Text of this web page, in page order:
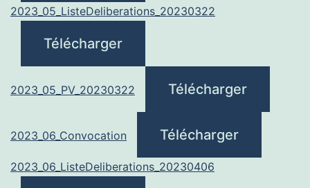
2023_05_ListeDeliberations_20230322
Télécharger
2023_05_PV_20230322 Télécharger
2023_06_Convocation Télécharger
2023_06_ListeDeliberations_20230406